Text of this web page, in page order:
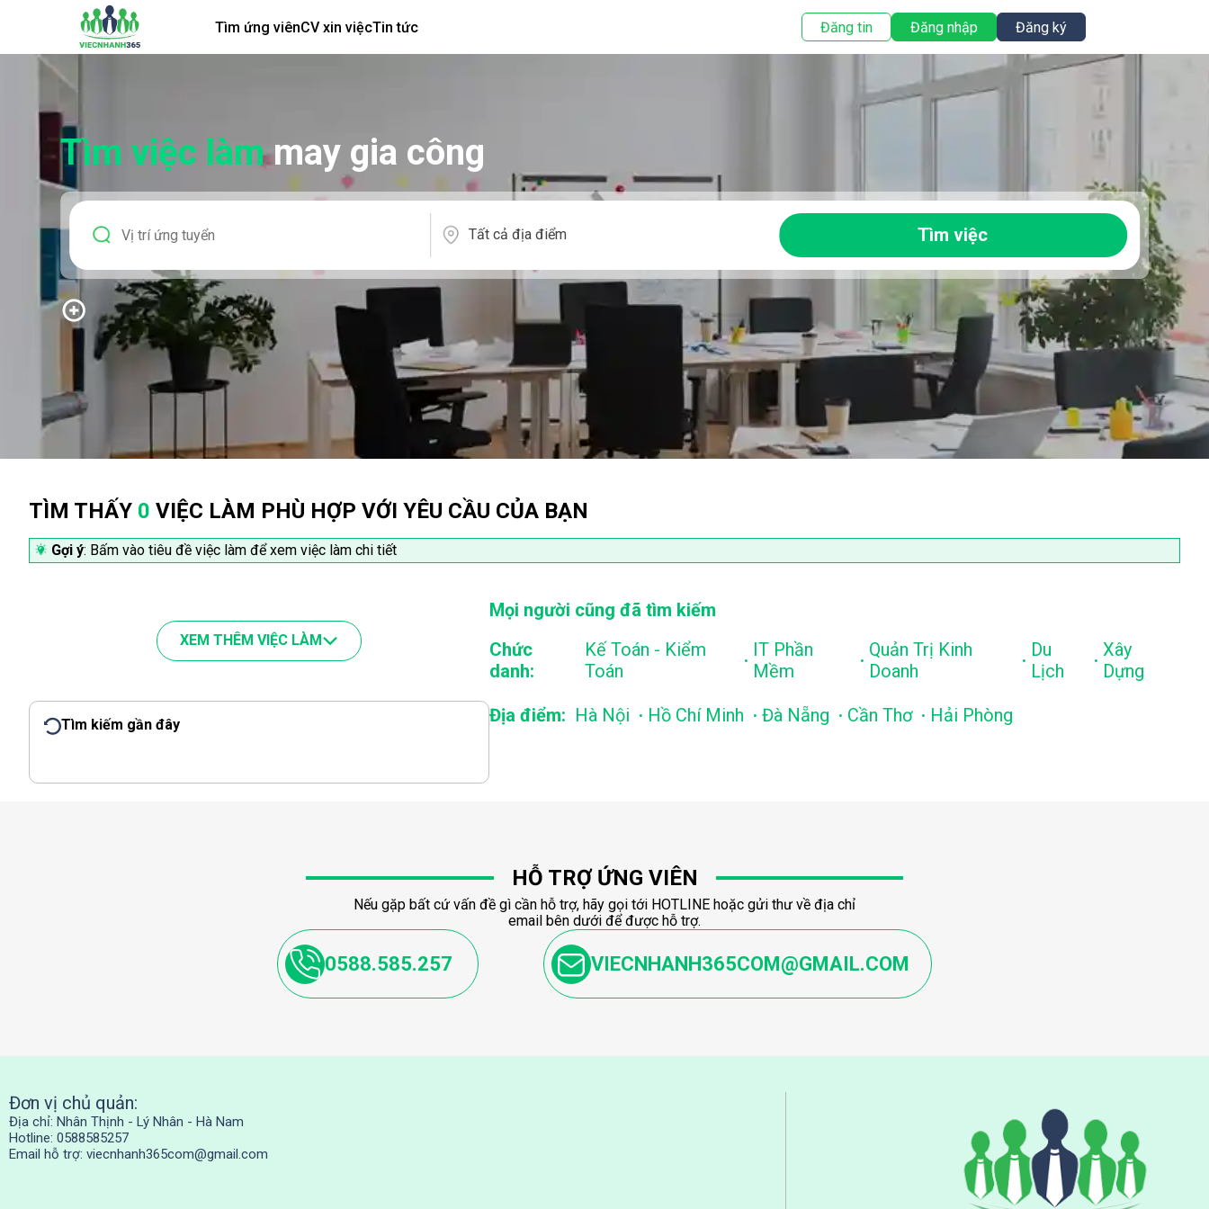
Tìm ứng viênCV xin việcTin tức Đăng tin Đăng nhập Đăng ký
Tìm việc làmmay gia công
Tất cả địa điểm Tìm việc
TÌM THẤY 0 VIỆC LÀM PHÙ HỢP VỚI YÊU CẦU CỦA BẠN
Gợi ý: Bấm vào tiêu đề việc làm để xem việc làm chi tiết
XEM THÊM VIỆC LÀM
Tìm kiếm gần đây
Mọi người cũng đã tìm kiếm
Chức
danh:
Kế Toán - Kiểm
Toán
. IT Phần
Mềm
. Quản Trị Kinh
Doanh
. Du
Lịch
. Xây
Dựng
Địa điểm: Hà Nội . Hồ Chí Minh . Đà Nẵng . Cần Thơ . Hải Phòng
HỖ TRỢ ỨNG VIÊN
Nếu gặp bất cứ vấn đề gì cần hỗ trợ, hãy gọi tới HOTLINE hoặc gửi thư về địa chỉ
email bên dưới để được hỗ trợ.
0588.585.257 VIECNHANH365COM@GMAIL.COM
Đơn vị chủ quản:
Địa chỉ: Nhân Thịnh - Lý Nhân - Hà Nam
Hotline: 0588585257
Email hỗ trợ: viecnhanh365com@gmail.com